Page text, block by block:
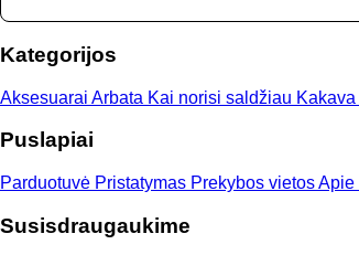
Kategorijos
Aksesuarai Arbata Kai norisi saldžiau Kakava
Puslapiai
Parduotuvė Pristatymas Prekybos vietosApie
Susisdraugaukime